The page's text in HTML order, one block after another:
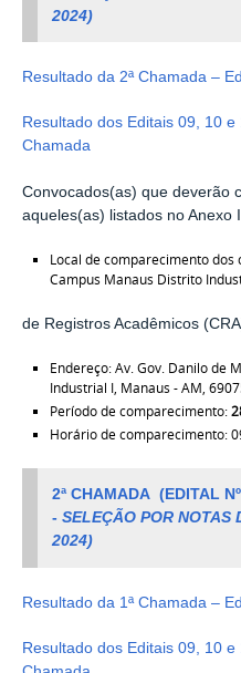
2024)
Resultado da 2ª Chamada –
Resultado dos Editais 09, 10
Chamada
Convocados(as) que deverão
aqueles(as) listados no Anexo
Local de comparecimento dos
Campus Manaus Distrito
de Registros Acadêmicos
Endereço: Av. Gov. Danilo de
Industrial I, Manaus - AM,
Período de comparecimento:
Horário de comparecimento:
2ª CHAMADA ( EDITAL
-SELEÇÃO POR NOTAS
2024)
Resultado da 1ª Chamada –
Resultado dos Editais 09, 10